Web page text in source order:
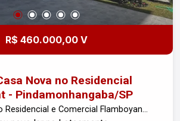
R$ 460.000,00 V
Nova no Residencial
- Pindamonhangaba/SP
Residencial e Comercial Flamboyant